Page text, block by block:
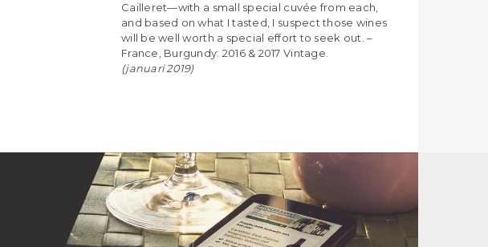
Cailleret—with a small special cuvée from each,
and based on what I tasted, I suspect those wines
will be well worth a special effort to seek out. –
France, Burgundy: 2016 & 2017 Vintage.
(januari 2019)